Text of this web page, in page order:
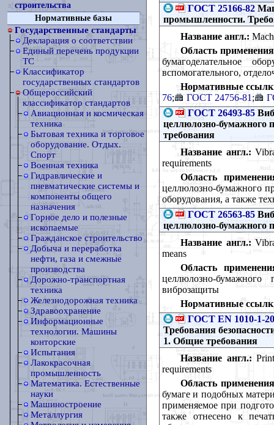
строительства
Нормативные базы
Государственные стандарты
Декларация о соответствии
Единый перечень продукции
ТС
Классификатор
государственных стандартов
Общероссийский
классификатор стандартов
Авиационная и космическая
техника
Бытовая техника и торговое
оборудование. Отдых.
Спорт
Военная техника
Гидравлические и
пневматические системы и
компоненты общего
назначения
Горное дело и полезные
ископаемые
Гражданское строительство
Добыча и переработка
нефти, газа и смежные
производства
Дорожно-транспортная
техника
Железнодорожная техника
Здравоохранение
Информационные
технологии. Машины
конторские
Испытания
Лакокрасочная
промышленность
Математика. Естественные
науки
Машиностроение
Металлургия
ГОСТ 25166-82
промышленности.
Название англ.:
Область
бумагоделательное
вспомогательного,
Нормативные
76; ГОСТ 24756-81 ;
ГОСТ 26493-85
целлюлозно-бумажного
требования
Название англ.:
requirements
Область
целлюлозно-бумажного
оборудования, а также
ГОСТ 26563-85
целлюлозно-бумажного
Название англ.:
means
Область
целлюлозно-
виброзащиты
Нормативные
ГОСТ EN 1010-1-
Требования
1. Общие требования
Название англ.:
requirements
Область
бумаге и подобных
применяемое при
также отнесено к